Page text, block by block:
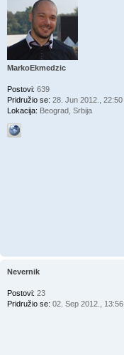
MarkoEkmedzic
Postovi: 639
Pridružio se: 28. Jun 2012., 22:50
Lokacija: Beograd, Srbija
Nevernik
Postovi: 23
Pridružio se: 02. Sep 2012., 13:56